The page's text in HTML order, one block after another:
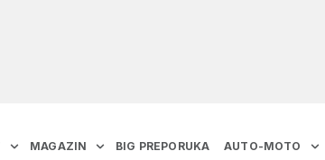
MAGAZIN BIG PREPORUKA AUTO-MOTO